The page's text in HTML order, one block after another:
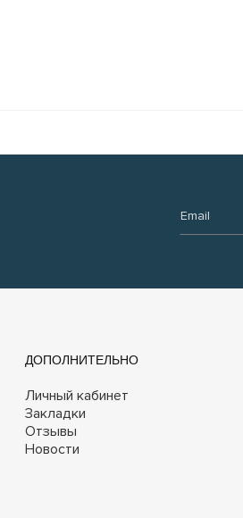
ДОПОЛНИТЕЛЬНО
Личный кабинет
Закладки
Отзывы
Новости